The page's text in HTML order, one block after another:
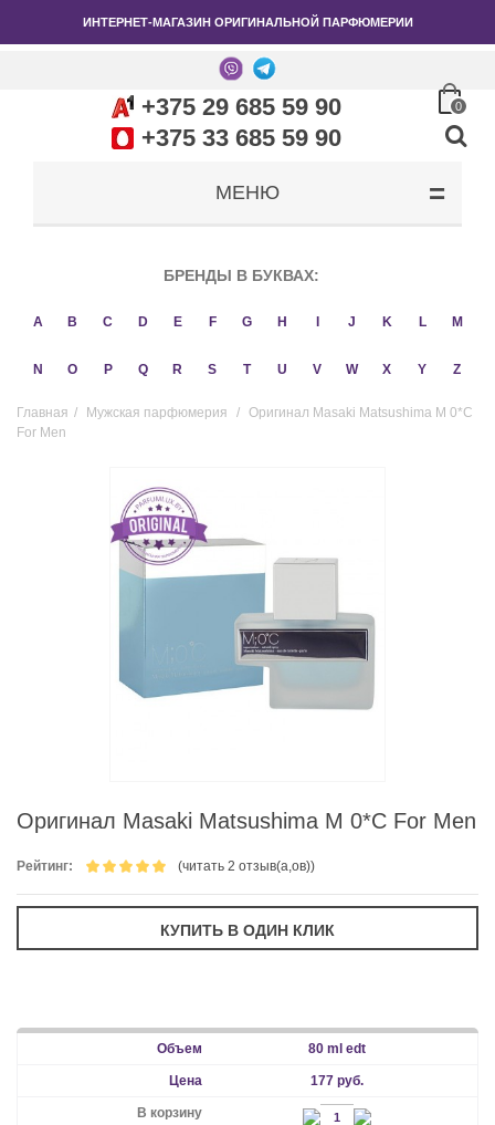
ИНТЕРНЕТ-МАГАЗИН ОРИГИНАЛЬНОЙ ПАРФЮМЕРИИ
+375 29 685 59 90
+375 33 685 59 90
0
МЕНЮ
БРЕНДЫ В БУКВАХ:
A B C D E F G H J K L M
N O P Q R S T U V W X Y Z
Главная / Мужская парфюмерия / Оригинал Masaki Matsushima M 0*C
For Men
Оригинал Masaki Matsushima M 0*C For Men
Рейтинг: (читать 2 отзыв(а,ов))
80 ml edt
177 руб.